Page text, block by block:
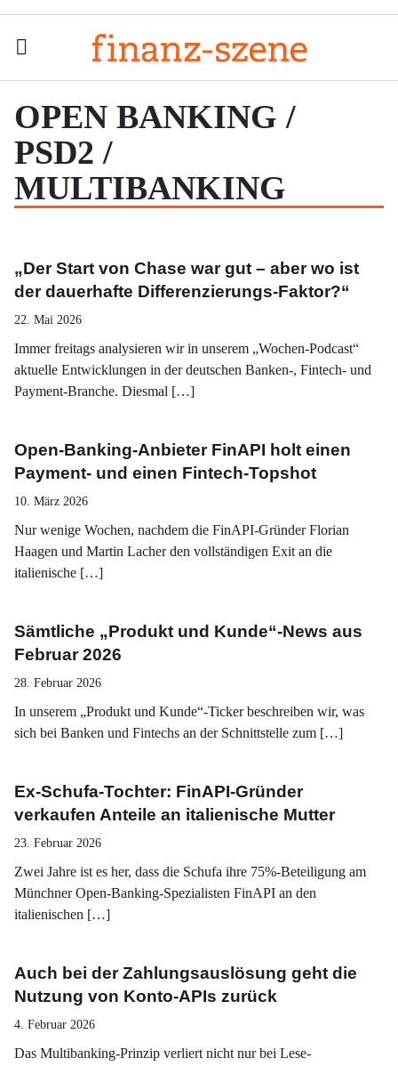
OPEN BANKING /
PSD2 /
MULTIBANKING
„Der Start von Chase war gut – aber wo ist
der dauerhafte Differenzierungs-Faktor?“
22. Mai 2026
Immer freitags analysieren wir in unserem „Wochen-Podcast“
aktuelle Entwicklungen in der deutschen Banken-, Fintech- und
Payment-Branche. Diesmal […]
Open-Banking-Anbieter FinAPI holt einen
Payment- und einen Fintech-Topshot
10. März 2026
Nur wenige Wochen, nachdem die FinAPI-Gründer Florian
Haagen und Martin Lacher den vollständigen Exit an die
italienische […]
Sämtliche „Produkt und Kunde“-News aus
Februar 2026
28. Februar 2026
In unserem „Produkt und Kunde“-Ticker beschreiben wir, was
sich bei Banken und Fintechs an der Schnittstelle zum […]
Ex-Schufa-Tochter: FinAPI-Gründer
verkaufen Anteile an italienische Mutter
23. Februar 2026
Zwei Jahre ist es her, dass die Schufa ihre 75%-Beteiligung am
Münchner Open-Banking-Spezialisten FinAPI an den
italienischen […]
Auch bei der Zahlungsauslösung geht die
Nutzung von Konto-APIs zurück
4. Februar 2026
Das Multibanking-Prinzip verliert nicht nur bei Lese-